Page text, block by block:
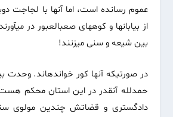
عموم رسانده است، اما آنها با لجاجت
از بیابانها و کوه‏های صعب‏العبور در
بین شیعه و سنی می‏زنند!
در صورتیکه آنها کور خوانده‏اند.
حمدلله آنقدر در این استان محکم هست
دادگستری و قضاتش چندین مولوی